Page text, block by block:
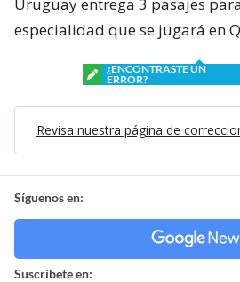
especialidad que se jugará en
¿ENCONTRASTE UN
ERROR?
Revisa nuestra página de
Síguenos en:
Suscríbete en: